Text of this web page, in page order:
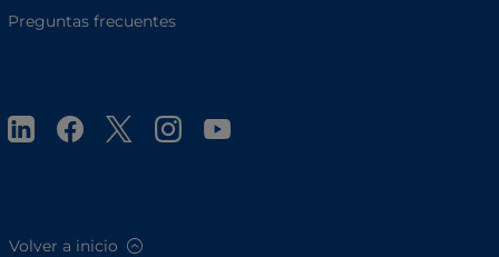
Preguntas frecuentes
Volver a inicio